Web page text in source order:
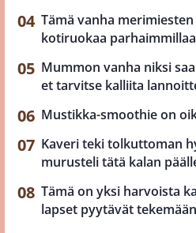
Tämä vanha
kotiruokaa
Mummon vanha niksi
et tarvitse kalliita
Mustikka-smoothie on
Kaveri teki tolkuttoman
murusteli tätä kalan
Tämä on yksi harvoista
lapset pyytävät